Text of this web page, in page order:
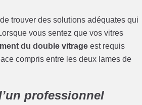
trouver des solutions adéquates qui
vous sentez que vos vitres
du double vitrage est requis
compris entre les deux lames de
professionnel